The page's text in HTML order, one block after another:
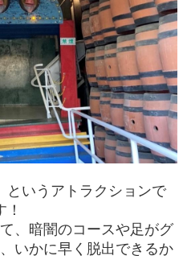
というアトラクションで
！
、暗闇のコースや足がグ
いかに早く脱出できるか